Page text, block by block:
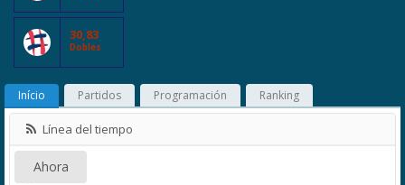
30,83
Dobles
Início Partidos Programación Ranking
Línea del tiempo
Ahora